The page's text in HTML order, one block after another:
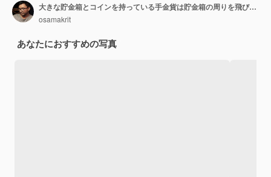
大きな貯金箱とコインを持っている手金貨は貯金箱の周りを飛び回るオンライン支払いと投資の概念節約のお金の概念3dレンダリング
osamakrit
あなたにおすすめの写真